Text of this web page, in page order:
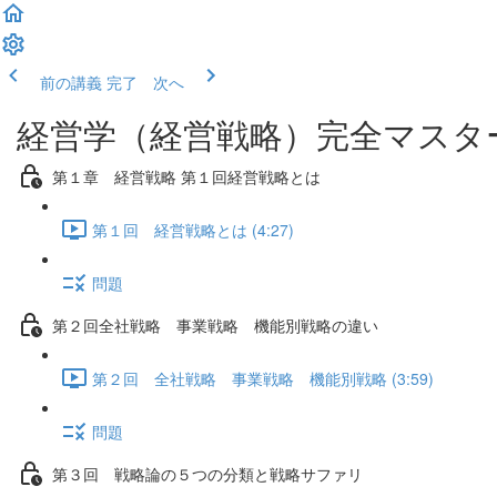
前の講義 完了 次へ
経営学（経営戦略）完全マス
第１章 経営戦略 第１回経営戦略とは
第１回 経営戦略とは (4:27)
問題
第２回全社戦略 事業戦略 機能別戦略の違い
第２回 全社戦略 事業戦略 機能別戦略 (3:59)
問題
第３回 戦略論の５つの分類と戦略サファリ